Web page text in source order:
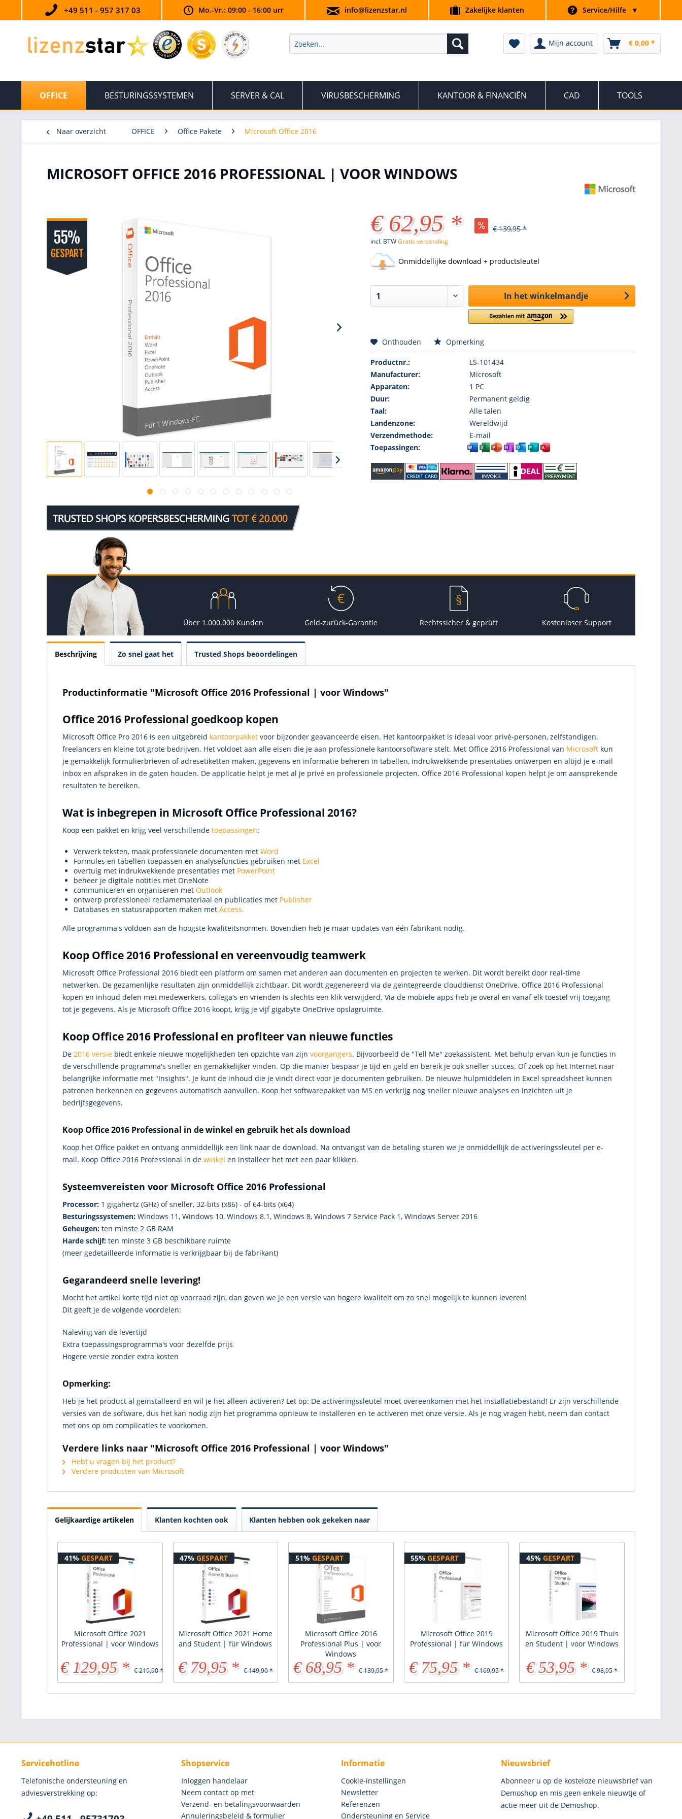
+49 511 - 957 317 03 Mo.-Vr.: 09:00 - 16:00 urr info@lizenzstar.nl Zakelijke klanten Service/Hilfe ▼
Mijn account € 0,00 *
OFFICE BESTURINGSSYSTEMEN SERVER & CAL VIRUSBESCHERMING KANTOOR & FINANCIËN CAD TOOLS
Naar overzicht OFFICE Office Pakete Microsoft Office 2016
MICROSOFT OFFICE 2016 PROFESSIONAL | VOOR WINDOWS
55%
GESPART
€ 62,95 * € 139,95 *
incl. BTWGratis verzending
Onmiddellijke download + productsleutel
In het winkelmandje
Onthouden Opmerking
Productnr.:
LS-101434
Manufacturer:
Microsoft
Apparaten:
1 PC
Duur:
Permanent geldig
Taal:
Alle talen
Landenzone:
Wereldwijd
Verzendmethode:
E-mail
Toepassingen:
Über 1.000.000 Kunden Geld-zurück-Garantie Rechtssicher & geprüft Kostenloser Support
Beschrijving Zo snel gaat het Trusted Shops beoordelingen
Productinformatie "Microsoft Office 2016 Professional | voor Windows"
Office 2016 Professional goedkoop kopen
Microsoft Office Pro 2016 is een uitgebreid kantoorpakket voor bijzonder geavanceerde eisen. Het kantoorpakket is ideaal voor privé-personen, zelfstandigen,
freelancers en kleine tot grote bedrijven. Het voldoet aan alle eisen die je aan professionele kantoorsoftware stelt. Met Office 2016 Professional van Microsoft kun
je gemakkelijk formulierbrieven of adresetiketten maken, gegevens en informatie beheren in tabellen, indrukwekkende presentaties ontwerpen en altijd je e-mail
inbox en afspraken in de gaten houden. De applicatie helpt je met al je privé en professionele projecten. Office 2016 Professional kopen helpt je om aansprekende
resultaten te bereiken.
Wat is inbegrepen in Microsoft Office Professional 2016?
Koop een pakket en krijg veel verschillende toepassingen:
Verwerk teksten, maak professionele documenten met Word
Formules en tabellen toepassen en analysefuncties gebruiken met Excel
overtuig met indrukwekkende presentaties met PowerPoint
beheer je digitale notities met OneNote
communiceren en organiseren met Outlook
ontwerp professioneel reclamemateriaal en publicaties met Publisher
Databases en statusrapporten maken met Access.
Alle programma's voldoen aan de hoogste kwaliteitsnormen. Bovendien heb je maar updates van één fabrikant nodig.
Koop Office 2016 Professional en vereenvoudig teamwerk
Microsoft Office Professional 2016 biedt een platform om samen met anderen aan documenten en projecten te werken. Dit wordt bereikt door real-time
netwerken. De gezamenlijke resultaten zijn onmiddellijk zichtbaar. Dit wordt gegenereerd via de geïntegreerde clouddienst OneDrive. Office 2016 Professional
kopen en inhoud delen met medewerkers, collega's en vrienden is slechts een klik verwijderd. Via de mobiele apps heb je overal en vanaf elk toestel vrij toegang
tot je gegevens. Als je Microsoft Office 2016 koopt, krijg je vijf gigabyte OneDrive opslagruimte.
Koop Office 2016 Professional en profiteer van nieuwe functies
De 2016 versie biedt enkele nieuwe mogelijkheden ten opzichte van zijn voorgangers. Bijvoorbeeld de "Tell Me" zoekassistent. Met behulp ervan kun je functies in
de verschillende programma's sneller en gemakkelijker vinden. Op die manier bespaar je tijd en geld en bereik je ook sneller succes. Of zoek op het Internet naar
belangrijke informatie met "Insights". Je kunt de inhoud die je vindt direct voor je documenten gebruiken. De nieuwe hulpmiddelen in Excel spreadsheet kunnen
patronen herkennen en gegevens automatisch aanvullen. Koop het softwarepakket van MS en verkrijg nog sneller nieuwe analyses en inzichten uit je
bedrijfsgegevens.
Koop Office 2016 Professional in de winkel en gebruik het als download
Koop het Office pakket en ontvang onmiddellijk een link naar de download. Na ontvangst van de betaling sturen we je onmiddellijk de activeringssleutel per e-
mail. Koop Office 2016 Professional in de winkel en installeer het met een paar klikken.
Systeemvereisten voor Microsoft Office 2016 Professional
Processor: 1 gigahertz (GHz) of sneller, 32-bits (x86) - of 64-bits (x64)
Besturingssystemen: Windows 11, Windows 10, Windows 8.1, Windows 8, Windows 7 Service Pack 1, Windows Server 2016
Geheugen: ten minste 2 GB RAM
Harde schijf: ten minste 3 GB beschikbare ruimte
(meer gedetailleerde informatie is verkrijgbaar bij de fabrikant)
Gegarandeerd snelle levering!
Mocht het artikel korte tijd niet op voorraad zijn, dan geven we je een versie van hogere kwaliteit om zo snel mogelijk te kunnen leveren!
Dit geeft je de volgende voordelen:
Naleving van de levertijd
Extra toepassingsprogramma's voor dezelfde prijs
Hogere versie zonder extra kosten
Opmerking:
Heb je het product al geïnstalleerd en wil je het alleen activeren? Let op: De activeringssleutel moet overeenkomen met het installatiebestand! Er zijn verschillende
versies van de software, dus het kan nodig zijn het programma opnieuw te installeren en te activeren met onze versie. Als je nog vragen hebt, neem dan contact
met ons op om complicaties te voorkomen.
Verdere links naar "Microsoft Office 2016 Professional | voor Windows"
Hebt u vragen bij het product?
Verdere producten van Microsoft
Gelijkaardige artikelen Klanten kochten ook Klanten hebben ook gekeken naar
41% GESPART
Microsoft Office 2021
Professional | voor Windows
€ 129,95 * € 219,90 *
47%GESPART
Microsoft Office 2021 Home
and Student | für Windows
€ 79,95 * € 149,90 *
51% GESPART
Microsoft Office 2016
Professional Plus | voor
Windows
€ 68,95 * € 139,95 *
55%GESPART
Microsoft Office 2019
Professional | für Windows
€ 75,95 * € 169,95 *
45% GESPART
Microsoft Office 2019 Thuis
en Student | voor Windows
€ 53,95 * € 98,95 *
Servicehotline
Telefonische ondersteuning en
adviesverstrekking op:
Shopservice
Inloggen handelaar
Neem contact op met
Verzend- en betalingsvoorwaarden
Annuleringsbeleid & formulier
Informatie
Cookie-instellingen
Newsletter
Referenzen
Ondersteuning en Service
Nieuwsbrief
Abonneer u op de kosteloze nieuwsbrief van
Demoshop en mis geen enkele nieuwtje of
actie meer uit de Demoshop.